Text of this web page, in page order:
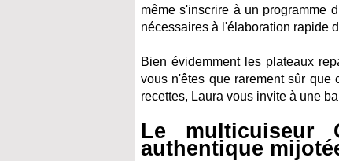
même s'inscrire à un programme
nécessaires à l'élaboration rapide
Bien évidemment les plateaux
vous n'êtes que rarement sûr
recettes, Laura vous invite à une
Le multicuiseur
authentique